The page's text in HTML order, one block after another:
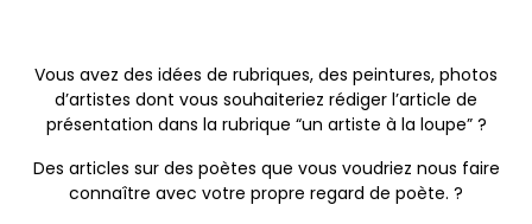
Vous avez des idées de rubriques, des peintures, photos
d’artistes dont vous souhaiteriez rédiger l’article de
présentation dans la rubrique “un artiste à la loupe” ?
Des articles sur des poètes que vous voudriez nous faire
connaître avec votre propre regard de poète. ?